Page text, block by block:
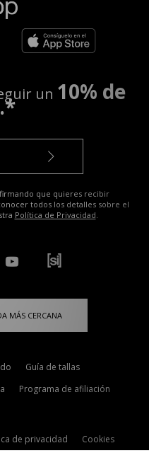
un 10% de
que quieres recibir
todos los detalles sobre el
Política de Privacidad
MÁS CERCANA
Guía de tallas
Programa de afiliación
de privacidad
Cookies